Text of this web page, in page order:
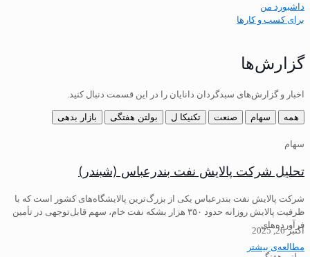
داشبورد من
برای کسب و کارها
گزارش‌ها
اخبار و گزارش‌های سبدگردان دانایان را در این قسمت دنبال کنید.
همه سهام صنعت تکنیکا ل بولتن هفتگی بازار بدهی
سهام
تحلیل شرکت پالایش نفت بندرعباس (شبندر)
شرکت پالایش نفت بندرعباس یکی از بزرگ‌ترین پالایشگاه‌های کشور است که با
ظرفیت پالایش روزانه حدود ۳۵۰ هزار بشکه نفت خام، سهم قابل‌توجهی در تأمین
فرآورده‌های
مطالعه‌ی بیشتر
اکتبر 26, 2025